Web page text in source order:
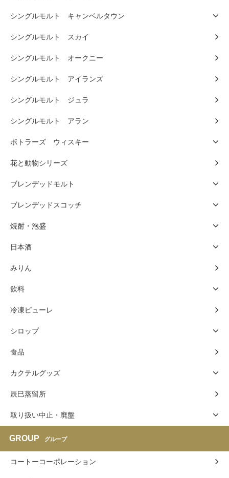
シングルモルト キャンベルタウン
シングルモルト スカイ
シングルモルト オークニー
シングルモルト アイランズ
シングルモルト ジュラ
シングルモルト アラン
ボトラーズ ウィスキー
花と動物シリーズ
ブレンデッドモルト
ブレンデッドスコッチ
焼酎・泡盛
日本酒
みりん
飲料
冷凍ピューレ
シロップ
食品
カクテルグッズ
辰巳蒸留所
取り扱い中止・廃盤
GROUP グループ
コートーコーポレーション